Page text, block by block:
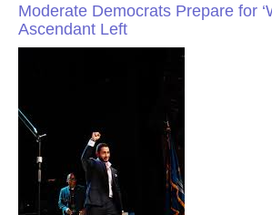
Moderate Democrats Prepare for
Ascendant Left